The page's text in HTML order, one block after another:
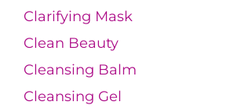
Clarifying Mask
Clean Beauty
Cleansing Balm
Cleansing Gel